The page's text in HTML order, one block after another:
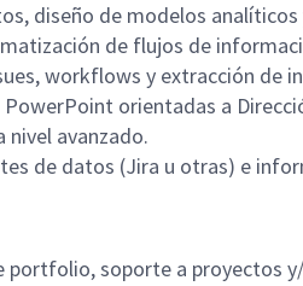
diseño de modelos analíticos
de flujos de
workflows y extracción de
orientadas a
nivel avanzado.
de datos (Jira u otras) e
portfolio, soporte a proyectos